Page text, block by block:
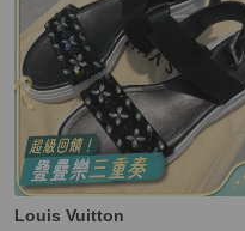
Louis Vuitton